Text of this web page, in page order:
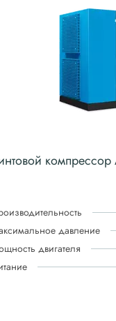
давление
двигателя